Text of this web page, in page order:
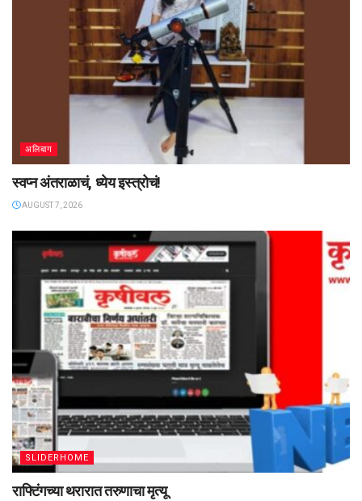
अलिबाग
स्वप्न अंतराळाचं, ध्येय इस्त्रोचं!
AUGUST 7, 2026
SLIDERHOME
राफ्टिंगच्या थरारात तरुणाचा मृत्यू